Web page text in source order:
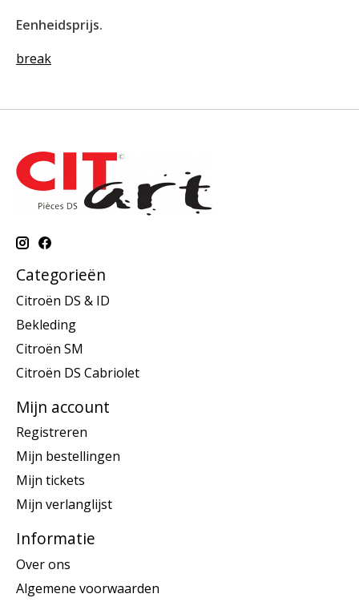
Eenheidsprijs.
break
Categorieën
Citroën DS & ID
Bekleding
Citroën SM
Citroën DS Cabriolet
Mijn account
Registreren
Mijn bestellingen
Mijn tickets
Mijn verlanglijst
Informatie
Over ons
Algemene voorwaarden